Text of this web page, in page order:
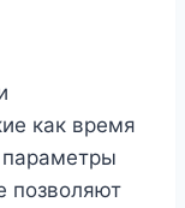
как время
параметры
позволяют